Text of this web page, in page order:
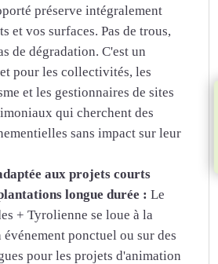
préserve intégralement
et vos surfaces. Pas de trous,
de dégradation. C'est un
pour les collectivités, les
et les gestionnaires de sites
qui cherchent des
sans impact sur leur
aux projets courts
longue durée : Le
+ Tyrolienne se loue à la
ponctuel ou sur des
pour les projets d'animation